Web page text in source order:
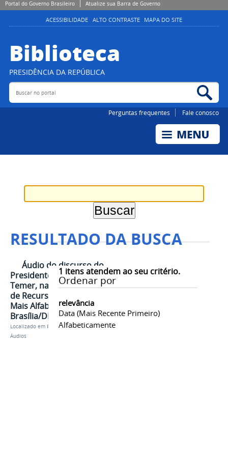
Portal do Governo Brasileiro Atualize sua Barra de Governo
ACESSIBILIDADE ALTO CONTRASTE MAPA DO SITE
Biblioteca
PRESIDÊNCIA DA REPÚBLICA
Buscar no portal
Perguntas frequentes Fale conosco
RESULTADO DA BUSCA
1 itens atendem ao seu critério.
Ordenar por
relevância
Data (mais Recente Primeiro)
Alfabeticamente
Áudio do discurso do
Presidente da República, Michel
Temer, na Cerimônia de Liberação
de Recursos para o Programa
Mais Alfabetização - (06min40s) -
Brasília/DF
Localizado em Presidência /…/Michel Temer
Áudios